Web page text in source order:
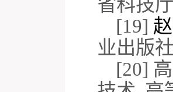
省科技
[19]
业出版
[20]